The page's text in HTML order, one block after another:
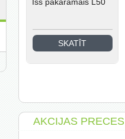
SKATĪT
AKCIJAS PRECES